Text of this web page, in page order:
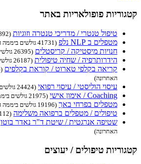
קטגוריות פופולאריות באתר
טיפול טנטרי / מדריכי טנטרה וזוגיות (47892 גולשים ביממה האחרונה)
מטפלים ב NLP נלפ (41731 גולשים ביממה האחרונה)
חנויות מיסטיקה / קריסטלים (26395 גולשים ביממה האחרונה)
הידרותרפיה / שחיה טיפולית (26187 גולשים ביממה האחרונה)
קריאה בקלפי טארוט / קוראת בקלפים
האחרונה)
עיסוי הוליסטי / עיסוי רפואי (24424 גולשים ביממה האחרונה)
Coaching / אימון אישי (21975 גולשים ביממה האחרונה)
מטפלים בפרחי באך (19196 גולשים ביממה האחרונה)
טיפולים / מטפלים ברפואה משלימה (19112 גולשים ביממה האחרונה)
שטיפה אנרגטית / שיטת ד"ר נאדר בוטו
האחרונה)
קטגוריות טיפולים / יעוצים